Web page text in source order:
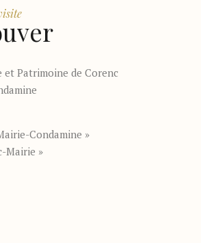
Patrimoine de Corenc
Condamine »
Mairie »